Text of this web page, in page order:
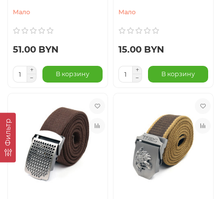
Фильтр
Мало
51.00 BYN
В корзину
Мало
15.00 BYN
В корзину